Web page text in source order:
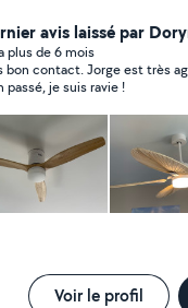
avis laissé par
plus de 6 mois
bon contact. Jorge est très
passé, je suis ravie !
Voir le profil